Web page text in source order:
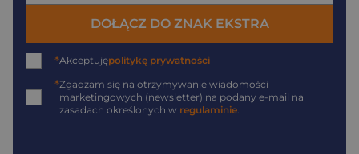
DOŁĄCZ DO ZNAK EKSTRA
*Akceptujępolitykę prywatności
*Zgadzam się na otrzymywanie wiadomości
marketingowych (newsletter) na podany e-mail na
zasadach określonych w regulaminie.